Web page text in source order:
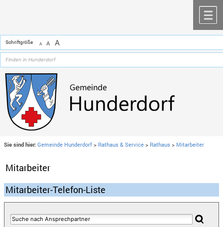
Schriftgröße A A A
Sie sind hier: Gemeinde Hunderdorf > Rathaus & Service > Rathaus > Mitarbeiter
Mitarbeiter
Mitarbeiter-Telefon-Liste